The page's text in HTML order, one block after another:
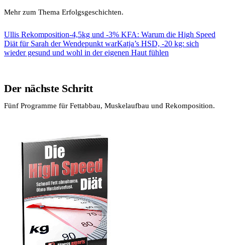
Mehr zum Thema Erfolgsgeschichten.
Ullis Rekomposition-4,5kg und -3% KFA: Warum die High Speed
Diät für Sarah der Wendepunkt warKatja’s HSD, -20 kg: sich
wieder gesund und wohl in der eigenen Haut fühlen
Der nächste Schritt
Fünf Programme für Fettabbau, Muskelaufbau und Rekomposition.